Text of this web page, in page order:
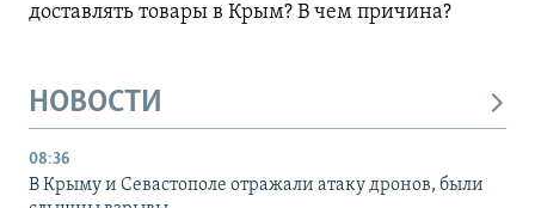
доставлять товары в Крым? В чем причина?
НОВОСТИ
08:36
В Крыму и Севастополе отражали атаку дронов, были